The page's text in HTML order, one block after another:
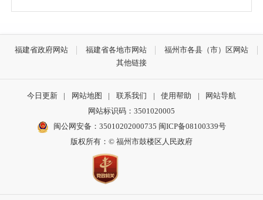
3.发布机构：信息公开发布单位的名称。
5.文号：信息的文件编号，对于公文类信息，特
指发文字号。
6.生成日期：公文类信息的发文时间，即公文内
容中注明的发布日期。
福建省政府网站 福建省各地市网站
福州市各县（市）区网站
其他链接
今日更新 | 网站地图 | 联系我们 | 使用帮助 |
网站导航
网站标识码：3501020005
闽公网安备：35010202000735 闽ICP备08100339号
版权所有：© 福州市鼓楼区人民政府